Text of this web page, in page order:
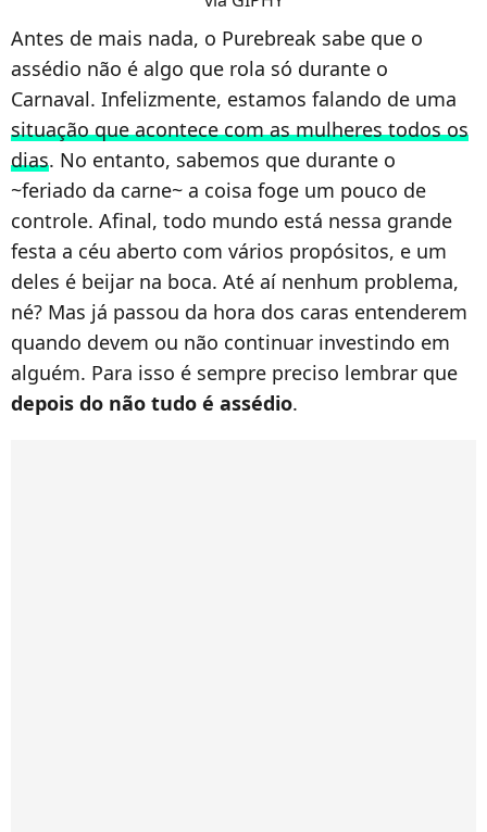
Antes de mais nada, o Purebreak sabe que o
assédio não é algo que rola só durante o
Carnaval. Infelizmente, estamos falando de uma
situação que acontece com as mulheres todos os
dias. No entanto, sabemos que durante o
~feriado da carne~ a coisa foge um pouco de
controle. Afinal, todo mundo está nessa grande
festa a céu aberto com vários propósitos, e um
deles é beijar na boca. Até aí nenhum problema,
né? Mas já passou da hora dos caras entenderem
quando devem ou não continuar investindo em
alguém. Para isso é sempre preciso lembrar que
depois do não tudo é assédio.